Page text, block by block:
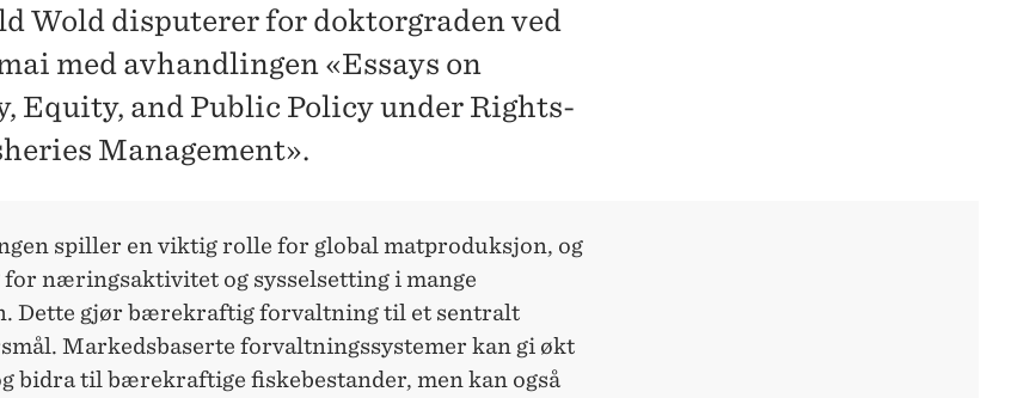
Wold disputerer for doktorgraden ved
med avhandlingen «Essays on
Equity, and Public Policy under Rights-
Management».
spiller en viktig rolle for global matproduksjon, og
næringsaktivitet og sysselsetting i mange
Dette gjør bærekraftig forvaltning til et sentralt
Markedsbaserte forvaltningssystemer kan gi økt
bidra til bærekraftige fiskebestander, men kan også